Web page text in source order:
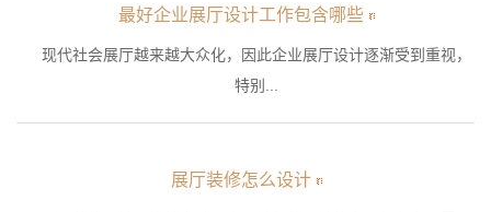
最好企业展厅设计工作包含哪些
现代社会展厅越来越大众化，因此企业展厅设计逐渐受到重视，
特别...
展厅装修怎么设计